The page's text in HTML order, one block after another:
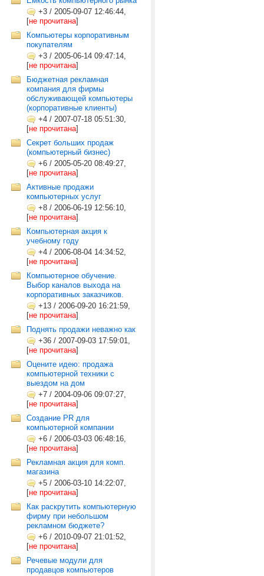
+3 / 2005-09-07 12:46:44,
[не прочитана]
Компьютеры корпоративным
покупателям
+3 / 2005-06-14 09:47:14,
[не прочитана]
Бюджетная рекламная
компания для фирмы
обслуживающей компьютеры
(корпоративные клиенты)
+4 / 2007-07-18 05:51:30,
[не прочитана]
Секрет больших продаж
(компьютерный бизнес)
+6 / 2005-05-20 08:49:27,
[не прочитана]
Активные продажи
компьютерных услуг
+8 / 2006-06-19 12:56:10,
[не прочитана]
Компьютерная акция к
учебному году
+4 / 2006-08-04 14:34:52,
[не прочитана]
Компьютерное обучение.
Выбор каналов выхода на
корпоративных заказчиков.
+13 / 2006-09-20 16:21:59,
[не прочитана]
Поднять продажи неважно как
+36 / 2007-09-03 17:59:01,
[не прочитана]
Оцените идею: продажа
компьютерной техники с
выездом на дом
+7 / 2004-09-06 09:07:27,
[не прочитана]
Создание PR для
компьютерной компании
+6 / 2006-03-03 06:48:16,
[не прочитана]
Рекламная акция для комп.
магазина
+5 / 2006-03-10 14:22:07,
[не прочитана]
Как раскрутить компьютерную
фирму при небольшом
рекламном бюджете?
+6 / 2010-09-07 21:01:52,
[не прочитана]
Речевые модули для
продавцов компьютеров